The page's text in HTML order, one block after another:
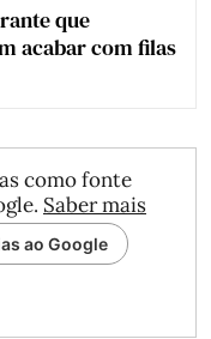
que
acabar com filas
como fonte
Saber mais
ao Google